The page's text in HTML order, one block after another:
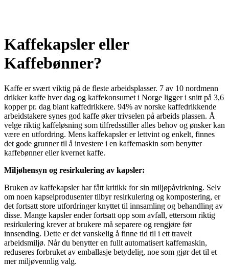
Kaffekapsler eller
Kaffebønner?
Kaffe er svært viktig på de fleste arbeidsplasser. 7 av 10 nordmenn
drikker kaffe hver dag og kaffekonsumet i Norge ligger i snitt på 3,6
kopper pr. dag blant kaffedrikkere. 94% av norske kaffedrikkende
arbeidstakere synes god kaffe øker trivselen på arbeids plassen. Å
velge riktig kaffeløsning som tilfredsstiller alles behov og ønsker kan
være en utfordring. Mens kaffekapsler er lettvint og enkelt, finnes
det gode grunner til å investere i en kaffemaskin som benytter
kaffebønner eller kvernet kaffe.
Miljøhensyn og resirkulering av kapsler:
Bruken av kaffekapsler har fått kritikk for sin miljøpåvirkning. Selv
om noen kapselprodusenter tilbyr resirkulering og kompostering, er
det fortsatt store utfordringer knyttet til innsamling og behandling av
disse. Mange kapsler ender fortsatt opp som avfall, ettersom riktig
resirkulering krever at brukere må separere og rengjøre før
innsending. Dette er det vanskelig å finne tid til i ett travelt
arbeidsmiljø. Når du benytter en fullt automatisert kaffemaskin,
reduseres forbruket av emballasje betydelig, noe som gjør det til et
mer miljøvennlig valg.